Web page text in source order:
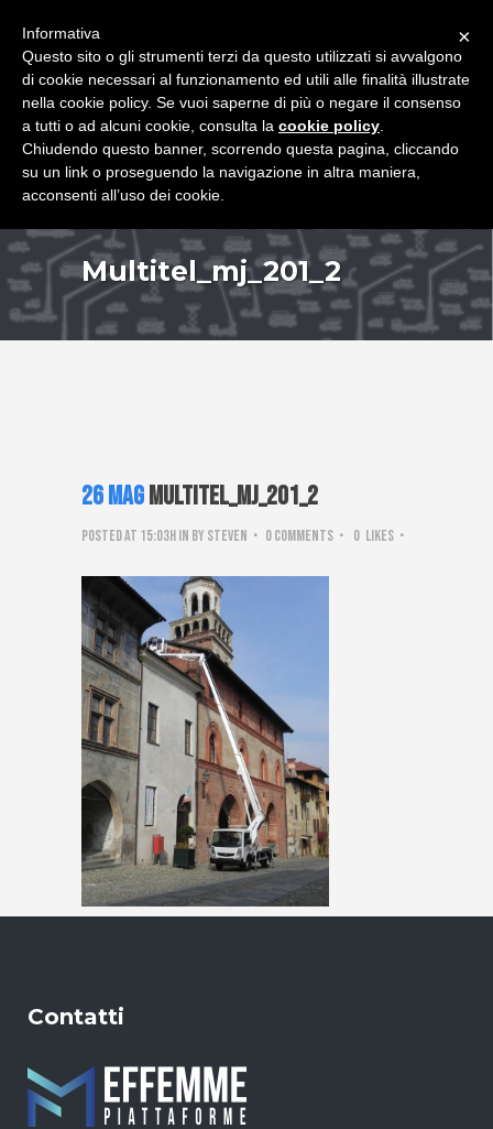
Multitel_mj_201_2
26 MagMultitel_mj_201_2
Posted at 15:03hin by steven 0 Comments 0 Likes
Contatti
×
Informativa
Questo sito o gli strumenti terzi da questo utilizzati si avvalgono
di cookie necessari al funzionamento ed utili alle finalità illustrate
nella cookie policy. Se vuoi saperne di più o negare il consenso
a tutti o ad alcuni cookie, consulta la cookie policy
Chiudendo questo banner, scorrendo questa pagina, cliccando
su un link o proseguendo la navigazione in altra maniera,
acconsenti all’uso dei cookie.